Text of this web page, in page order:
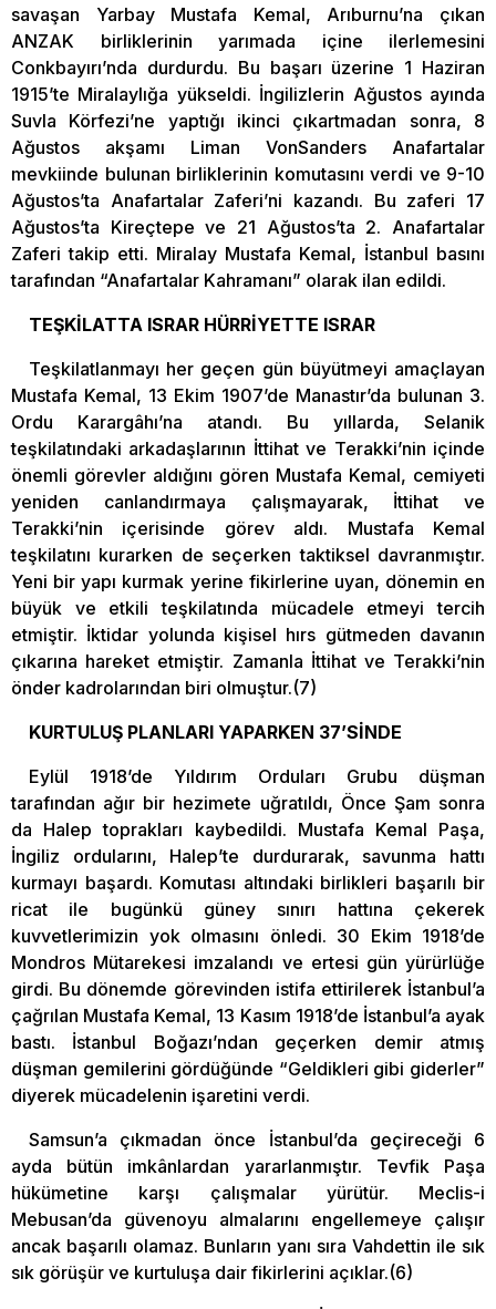
savaşan Yarbay Mustafa Kemal, Arıburnu’na çıkan
ANZAK birliklerinin yarımada içine ilerlemesini
Conkbayırı’nda durdurdu. Bu başarı üzerine 1 Haziran
1915’te Miralaylığa yükseldi. İngilizlerin Ağustos ayında
Suvla Körfezi’ne yaptığı ikinci çıkartmadan sonra, 8
Ağustos akşamı Liman VonSanders Anafartalar
mevkiinde bulunan birliklerinin komutasını verdi ve 9-10
Ağustos’ta Anafartalar Zaferi’ni kazandı. Bu zaferi 17
Ağustos’ta Kireçtepe ve 21 Ağustos’ta 2. Anafartalar
Zaferi takip etti. Miralay Mustafa Kemal, İstanbul basını
tarafından “Anafartalar Kahramanı” olarak ilan edildi.
TEŞKİLATTA ISRAR HÜRRİYETTE ISRAR
Teşkilatlanmayı her geçen gün büyütmeyi amaçlayan
Mustafa Kemal, 13 Ekim 1907’de Manastır’da bulunan 3.
Ordu Karargâhı’na atandı. Bu yıllarda, Selanik
teşkilatındaki arkadaşlarının İttihat ve Terakki’nin içinde
önemli görevler aldığını gören Mustafa Kemal, cemiyeti
yeniden canlandırmaya çalışmayarak, İttihat ve
Terakki’nin içerisinde görev aldı. Mustafa Kemal
teşkilatını kurarken de seçerken taktiksel davranmıştır.
Yeni bir yapı kurmak yerine fikirlerine uyan, dönemin en
büyük ve etkili teşkilatında mücadele etmeyi tercih
etmiştir. İktidar yolunda kişisel hırs gütmeden davanın
çıkarına hareket etmiştir. Zamanla İttihat ve Terakki’nin
önder kadrolarından biri olmuştur.(7)
KURTULUŞ PLANLARI YAPARKEN 37’SİNDE
Eylül 1918’de Yıldırım Orduları Grubu düşman
tarafından ağır bir hezimete uğratıldı, Önce Şam sonra
da Halep toprakları kaybedildi. Mustafa Kemal Paşa,
İngiliz ordularını, Halep’te durdurarak, savunma hattı
kurmayı başardı. Komutası altındaki birlikleri başarılı bir
ricat ile bugünkü güney sınırı hattına çekerek
kuvvetlerimizin yok olmasını önledi. 30 Ekim 1918’de
Mondros Mütarekesi imzalandı ve ertesi gün yürürlüğe
girdi. Bu dönemde görevinden istifa ettirilerek İstanbul’a
çağrılan Mustafa Kemal, 13 Kasım 1918’de İstanbul’a ayak
bastı. İstanbul Boğazı’ndan geçerken demir atmış
düşman gemilerini gördüğünde “Geldikleri gibi giderler”
diyerek mücadelenin işaretini verdi.
Samsun’a çıkmadan önce İstanbul’da geçireceği 6
ayda bütün imkânlardan yararlanmıştır. Tevfik Paşa
hükümetine karşı çalışmalar yürütür. Meclis-i
Mebusan’da güvenoyu almalarını engellemeye çalışır
ancak başarılı olamaz. Bunların yanı sıra Vahdettin ile sık
sık görüşür ve kurtuluşa dair fikirlerini açıklar.(6)